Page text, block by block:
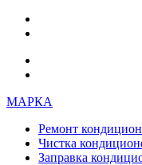
МАРКА
Ремонт
Чистка
Заправка